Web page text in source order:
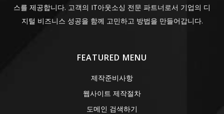
스를 제공합니다. 고객의 IT아웃소싱 전문 파트너로서 기업의 디
지털 비즈니스 성공을 함께 고민하고 방법을 만들어갑니다.
FEATURED MENU
제작준비사항
웹사이트 제작절차
도메인 검색하기